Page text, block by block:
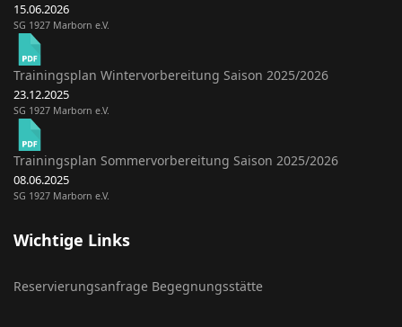
15.06.2026
SG 1927 Marborn e.V.
Trainingsplan Wintervorbereitung Saison 2025/2026
23.12.2025
SG 1927 Marborn e.V.
Trainingsplan Sommervorbereitung Saison 2025/2026
08.06.2025
SG 1927 Marborn e.V.
Wichtige Links
Reservierungsanfrage Begegnungsstätte